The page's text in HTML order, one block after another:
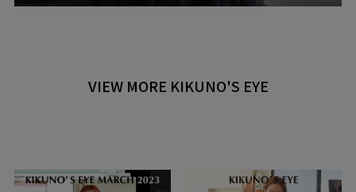
VIEW MORE KIKUNO'S EYE